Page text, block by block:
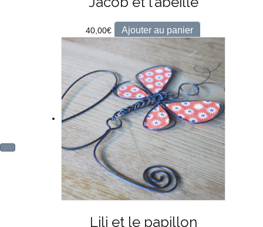
40,00€ Ajouter au panier
Lili et le papillon